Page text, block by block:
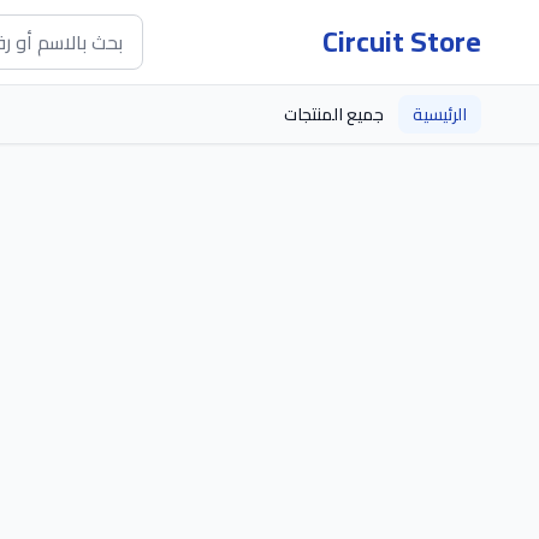
Circuit Store
الرئيسية جميع المنتجات